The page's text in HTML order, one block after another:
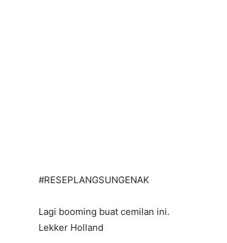
#RESEPLANGSUNGENAK
Lagi booming buat cemilan ini.
Lekker Holland